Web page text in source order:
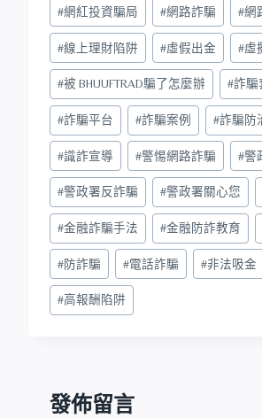
#網紅投資騙局 #網路詐騙 #網
#線上理財陷阱 #虛假出金 #虛
#被 BHUUFTRAD騙了怎麼辦 #詐騙
#詐騙平台 #詐騙案例 #詐騙防
#識詐宣導 #警惕網路詐騙 #警
#警政署反詐騙 #警政署關心您
#金融詐騙手法 #金融防詐教育
#防詐騙 #電話詐騙 #非法吸金
#高報酬陷阱
發佈留言